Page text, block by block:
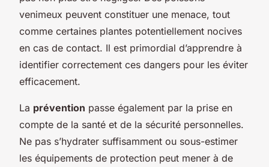
venimeux peuvent constituer une menace, tout
comme certaines plantes potentiellement nocives
en cas de contact. Il est primordial d’apprendre à
identifier correctement ces dangers pour les éviter
efficacement.
La prévention passe également par la prise en
compte de la santé et de la sécurité personnelles.
Ne pas s’hydrater suffisamment ou sous-estimer
les équipements de protection peut mener à de